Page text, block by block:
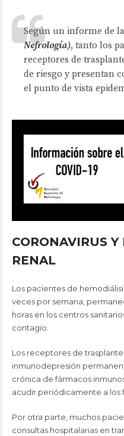
Según un informe de la
Nefrología), tanto los
receptores de
de riesgo y presentan
el punto de vista
CORONAVIRUS
RENAL
Los pacientes de
veces por semana,
horas en los centros
contagio.
Los receptores de
inmunodepresión
crónica de fármacos
acudir periódicamente a los
Por otra parte, muchos
consultas hospitalarias en